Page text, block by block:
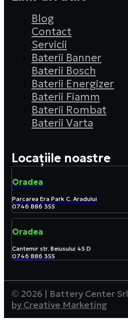
Blog
Contact
Servicii
Baterii Banner
Baterii Bosch
Baterii Energizer
Baterii Fiamm
Baterii Rombat
Baterii Varta
Locațiile noastre
Oradea
Parcarea Era Park C. Aradului
0746 886 355
Oradea
Cantemir str. Beiusului 45 D
0746 886 355
© 2026 | Battery Center Srl
by Creative Marketing